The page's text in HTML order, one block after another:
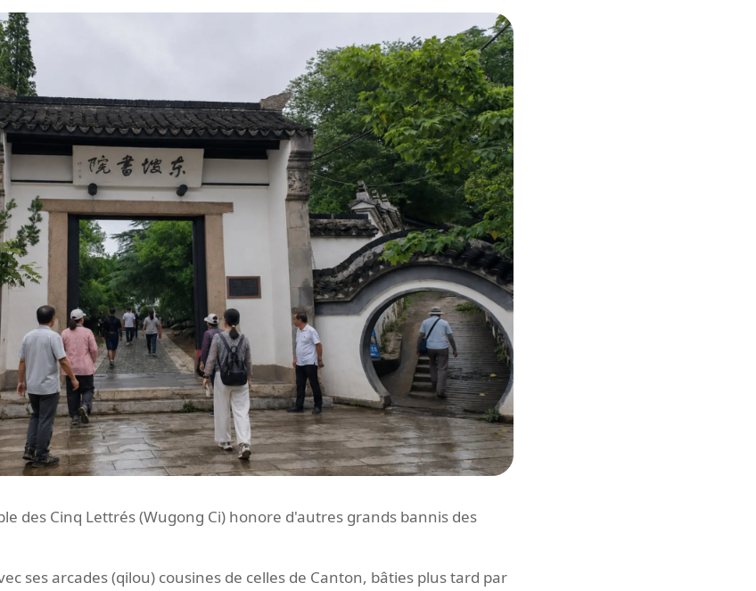
des Cinq Lettrés (Wugong Ci) honore d'autres grands bannis des
ses arcades (qilou) cousines de celles de Canton, bâties plus tard par